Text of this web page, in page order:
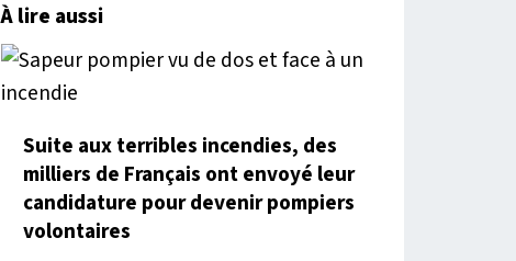
À lire aussi
Suite aux terribles incendies, des
milliers de Français ont envoyé leur
candidature pour devenir pompiers
volontaires